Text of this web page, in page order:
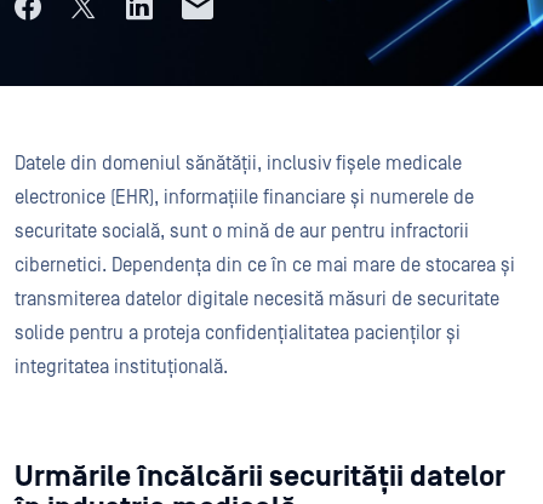
Datele din domeniul sănătății, inclusiv fișele medicale
electronice (EHR), informațiile financiare și numerele de
securitate socială, sunt o mină de aur pentru infractorii
cibernetici. Dependența din ce în ce mai mare de stocarea și
transmiterea datelor digitale necesită măsuri de securitate
solide pentru a proteja confidențialitatea pacienților și
integritatea instituțională.
Urmările încălcării securității datelor